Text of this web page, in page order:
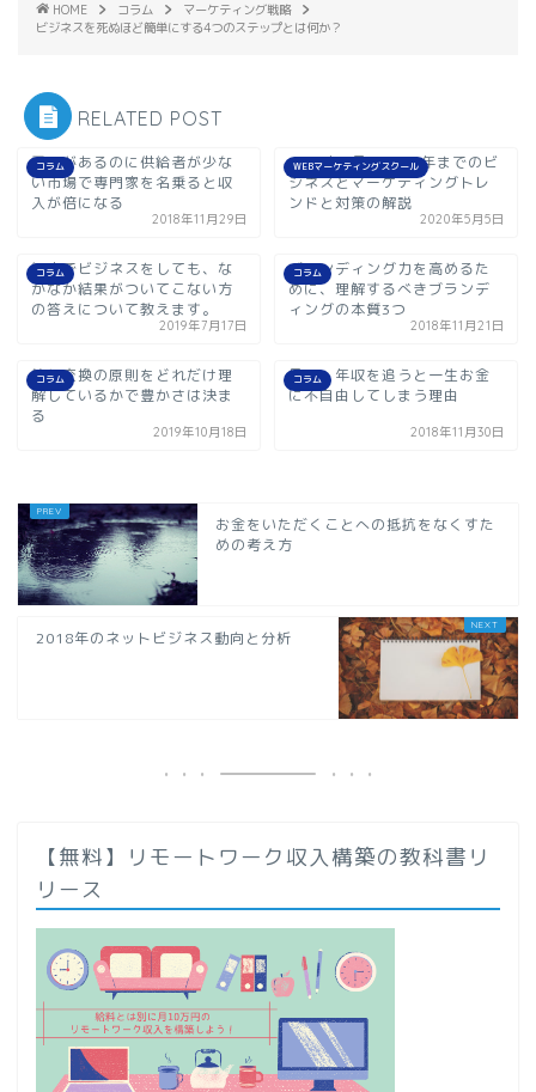
HOME コラム
マーケティング戦略
ビジネスを死ぬほど簡単にする4つのステップとは何か？
RELATED POST
コラム
需要があるのに供給者が少な
い市場で専門家を名乗ると収
入が倍になる
2018年11月29日
WEBマーケティングスクール
2020年5月～2021年までのビ
ジネスとマーケティングトレ
ンドと対策の解説
2020年5月5日
コラム
個人でビジネスをしても、な
かなか結果がついてこない方
の答えについて教えます。
2019年7月17日
コラム
ブランディング力を高めるた
めに、理解するべきブランデ
ィングの本質3つ
2018年11月21日
コラム
等価交換の原則をどれだけ理
解しているかで豊かさは決ま
る
2019年10月18日
コラム
月収・年収を追うと一生お金
に不自由してしまう理由
2018年11月30日
お金をいただくことへの抵抗をなくすた
めの考え方
2018年のネットビジネス動向と分析
【無料】リモートワーク収入構築の教科書リ
リース